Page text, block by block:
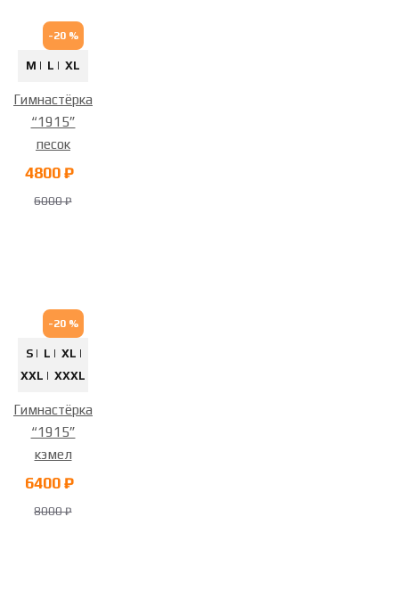
-20 %
M | L | XL
Гимнастёрка
“1915”
песок
4800 ₽
6000 ₽
-20 %
S | L | XL |
XXL | XXXL
Гимнастёрка
“1915”
кэмел
6400 ₽
8000 ₽